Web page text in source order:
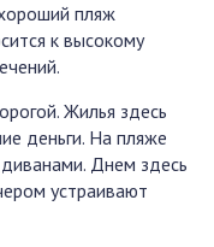
пляж
к высокому
Жилья здесь
деньги. На пляже
Днем здесь
устраивают